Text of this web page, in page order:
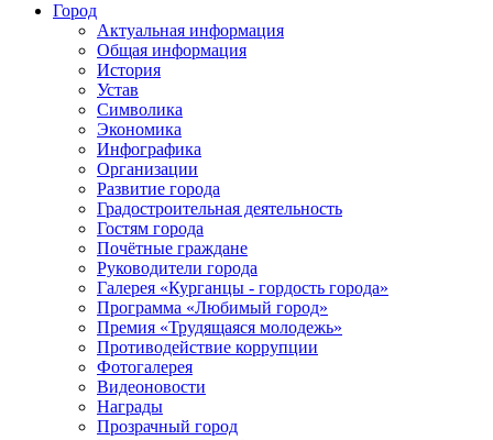
Город
Актуальная информация
Общая информация
История
Устав
Символика
Экономика
Инфографика
Организации
Развитие города
Градостроительная деятельность
Гостям города
Почётные граждане
Руководители города
Галерея «Курганцы - гордость города»
Программа «Любимый город»
Премия «Трудящаяся молодежь»
Противодействие коррупции
Фотогалерея
Видеоновости
Награды
Прозрачный город